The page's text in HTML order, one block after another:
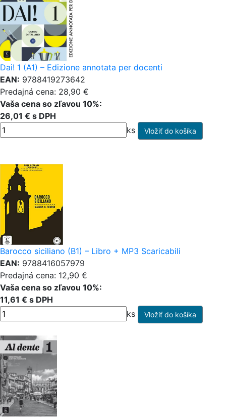
Dai! 1 (A1) – Edizione annotata per docenti
EAN: 9788419273642
Predajná cena: 28,90 €
Vaša cena so zľavou 10%:
26,01 € s DPH
ks
Barocco siciliano (B1) – Libro + MP3 Scaricabili
EAN: 9788416057979
Predajná cena: 12,90 €
Vaša cena so zľavou 10%:
11,61 € s DPH
ks